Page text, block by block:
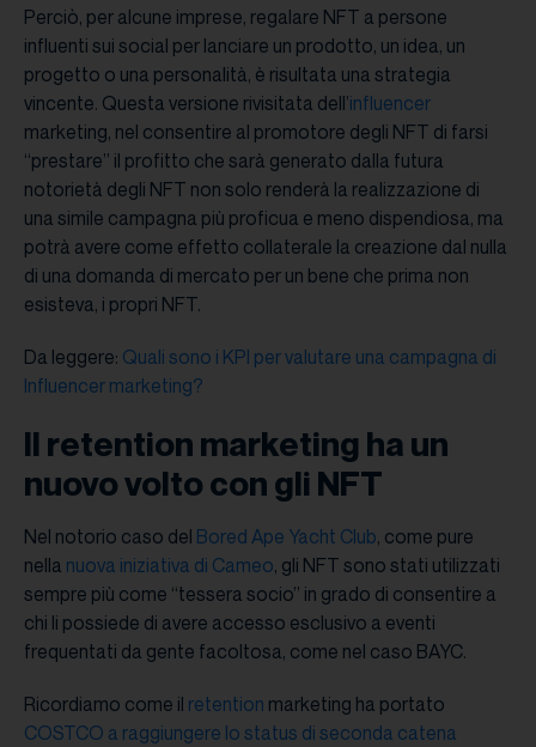
Perciò, per alcune imprese, regalare NFT a persone
influenti sui social per lanciare un prodotto, un idea, un
progetto o una personalità, è risultata una strategia
vincente. Questa versione rivisitata dell’influencer
marketing, nel consentire al promotore degli NFT di farsi
“prestare” il profitto che sarà generato dalla futura
notorietà degli NFT non solo renderà la realizzazione di
una simile campagna più proficua e meno dispendiosa, ma
potrà avere come effetto collaterale la creazione dal nulla
di una domanda di mercato per un bene che prima non
esisteva, i propri NFT.
Da leggere: Quali sono i KPI per valutare una campagna di
Influencer marketing?
Il retention marketing ha un
nuovo volto con gli NFT
Nel notorio caso del Bored Ape Yacht Club, come pure
nella nuova iniziativa di Cameo, gli NFT sono stati utilizzati
sempre più come “tessera socio” in grado di consentire a
chi li possiede di avere accesso esclusivo a eventi
frequentati da gente facoltosa, come nel caso BAYC.
Ricordiamo come il retention marketing ha portato
COSTCO a raggiungere lo status di seconda catena